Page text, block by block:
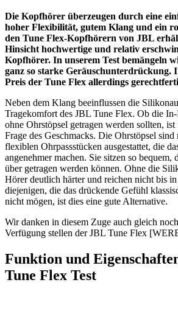
Die Kopfhörer überzeugen durch eine
hoher Flexibilität, gutem Klang und ein
den Tune Flex-Kopfhörern von JBL
Hinsicht hochwertige und relativ
Kopfhörer. In unserem Test bemängeln
ganz so starke Geräuschunterdrückung.
Preis der Tune Flex allerdings
Neben dem Klang beeinflussen die
Tragekomfort des JBL Tune Flex. Ob die
ohne Ohrstöpsel getragen werden sollten,
Frage des Geschmacks. Die Ohrstöpsel
flexiblen Ohrpassstücken ausgestattet, die
angenehmer machen. Sie sitzen so bequem,
über getragen werden können. Ohne die
Hörer deutlich härter und reichen nicht bis
diejenigen, die das drückende Gefühl
nicht mögen, ist dies eine gute Alternative.
Wir danken in diesem Zuge auch gleich
Verfügung stellen der JBL Tune Flex
Funktion und
Tune Flex Test